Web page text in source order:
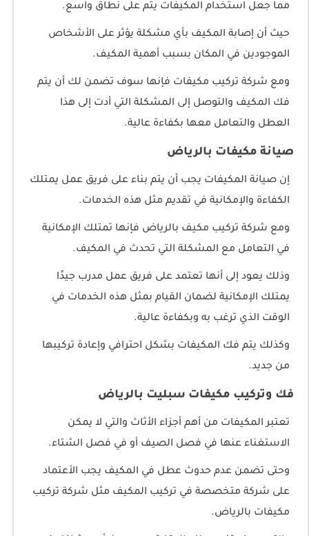
مما جعل استخدام المكيفات يتم على نطاق واسع.
حيث أن إصابة المكيف بأي مشكلة يؤثر على الأشخاص
الموجودين في المكان بسبب أهمية المكيف.
ومع شركة تركيب مكيفات فإنها سوف تضمن لك أن يتم
فك المكيف والتوصل إلى المشكلة التي أدت إلى هذا
العطل والتعامل معها بكفاءة عالية.
صيانة مكيفات بالرياض
إن صيانة المكيفات يجب أن يتم بناء على فريق عمل يمتلك
الكفاءة والإمكانية في تقديم مثل هذه الخدمات.
ومع شركة تركيب مكيف بالرياض فإنها تمتلك الإمكانية
في التعامل مع المشكلة التي تحدث في المكيف.
وذلك يعود إلى أنها تعتمد على فريق عمل مدرب جيدًا
يمتلك الإمكانية لضمان القيام بمثل هذه الخدمات في
الوقت الذي ترغب به وبكفاءة عالية.
وكذلك يتم فك المكيفات بشكل احترافي وإعادة تركيبها
من جديد.
فك وتركيب مكيفات سبليت بالرياض
تعتبر المكيفات من أهم أجزاء الأثاث والتي لا يمكن
الاستغناء عنها في فصل الصيف أو في فصل الشتاء.
وحتى تضمن عدم حدوث عطل في المكيف يجب الأعتماد
على شركة متخصصة في تركيب المكيف مثل شركة تركيب
مكيفات بالرياض.